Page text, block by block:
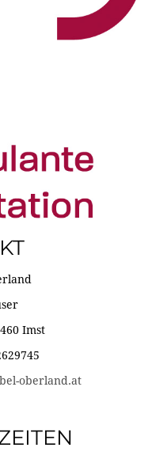
Imst
oberland.at